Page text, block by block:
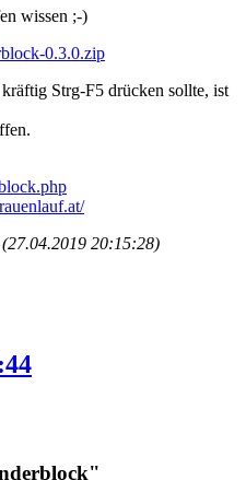
wissen ;-)
0.3.0.zip
Strg-F5 drücken sollte, ist
20:15:28)